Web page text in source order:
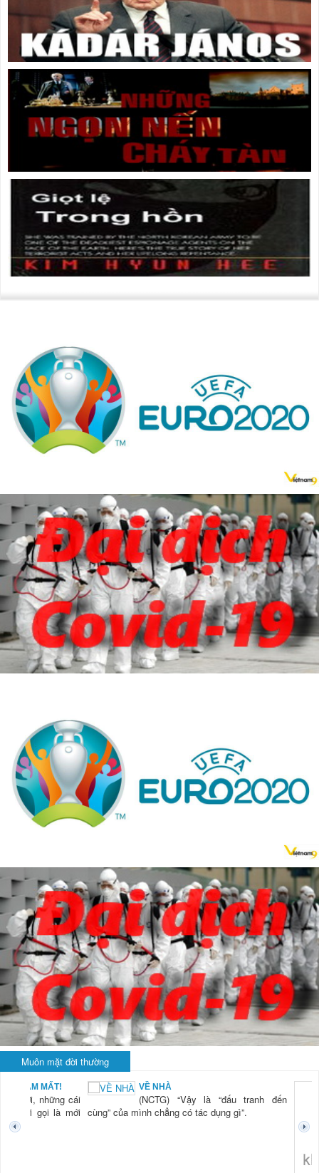
Muôn mặt đời thường
NAM MẤT!
“Xời, những cái
mới gọi là mới
VỀ NHÀ
(NCTG) “Vậy là “đấu tranh đến
cùng” của mình chẳng có tác dụng gì”.